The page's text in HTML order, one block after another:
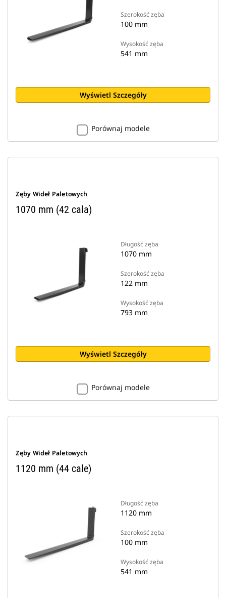
Szerokość zęba
100 mm
Wysokość zęba
541 mm
Wyświetl Szczegóły
Porównaj modele
Zęby Wideł Paletowych
1070 mm (42 cala)
Długość zęba
1070 mm
Szerokość zęba
122 mm
Wysokość zęba
793 mm
Wyświetl Szczegóły
Porównaj modele
Zęby Wideł Paletowych
1120 mm (44 cale)
Długość zęba
1120 mm
Szerokość zęba
100 mm
Wysokość zęba
541 mm